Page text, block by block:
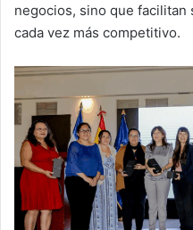
negocios, sino que
cada vez más competitivo.